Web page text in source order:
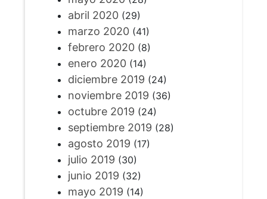
abril 2020(29)
marzo 2020(41)
febrero 2020(8)
enero 2020(14)
diciembre 2019 (24)
noviembre 2019 (36)
octubre 2019 (24)
septiembre 2019 (28)
agosto 2019 (17)
julio 2019 (30)
junio 2019 (32)
mayo 2019 (14)